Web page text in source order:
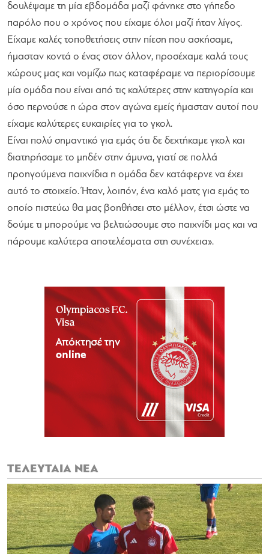
δουλέψαμε τη μία εβδομάδα μαζί φάνηκε στο γήπεδο
παρόλο που ο χρόνος που είχαμε όλοι μαζί ήταν λίγος.
Είχαμε καλές τοποθετήσεις στην πίεση που ασκήσαμε,
ήμασταν κοντά ο ένας στον άλλον, προσέχαμε καλά τους
χώρους μας και νομίζω πως καταφέραμε να περιορίσουμε
μία ομάδα που είναι από τις καλύτερες στην κατηγορία και
όσο περνούσε η ώρα στον αγώνα εμείς ήμασταν αυτοί που
είχαμε καλύτερες ευκαιρίες για το γκολ.
Είναι πολύ σημαντικό για εμάς ότι δε δεχτήκαμε γκολ και
διατηρήσαμε το μηδέν στην άμυνα, γιατί σε πολλά
προηγούμενα παιχνίδια η ομάδα δεν κατάφερνε να έχει
αυτό το στοιχείο. Ήταν, λοιπόν, ένα καλό ματς για εμάς το
οποίο πιστεύω θα μας βοηθήσει στο μέλλον, έτσι ώστε να
δούμε τι μπορούμε να βελτιώσουμε στο παιχνίδι μας και να
πάρουμε καλύτερα αποτελέσματα στη συνέχεια».
ΤΕΛΕΥΤΑΙΑ ΝΕΑ